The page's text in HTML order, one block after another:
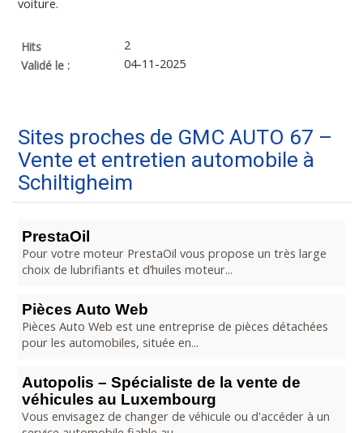
voiture.
Hits
2
Validé le :
04-11-2025
Sites proches de GMC AUTO 67 –
Vente et entretien automobile à
Schiltigheim
PrestaOil
Pour votre moteur PrestaOil vous propose un très large
choix de lubrifiants et d’huiles moteur...
Pièces Auto Web
Pièces Auto Web est une entreprise de pièces détachées
pour les automobiles, située en...
Autopolis – Spécialiste de la vente de
véhicules au Luxembourg
Vous envisagez de changer de véhicule ou d'accéder à un